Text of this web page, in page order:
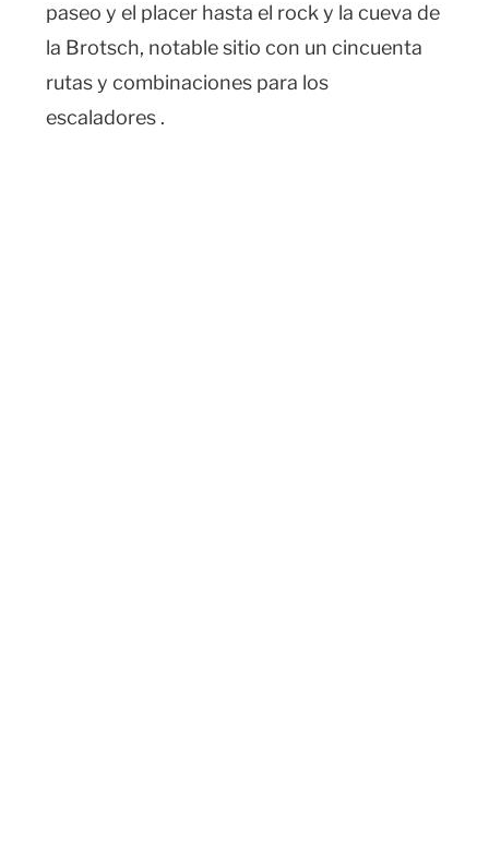
paseo y el placer hasta el rock y la cueva de
la Brotsch, notable sitio con un cincuenta
rutas y combinaciones para los
escaladores .